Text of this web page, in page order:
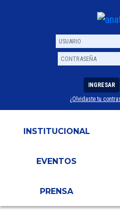
INGRESAR
¿Olvidaste tu
INSTITUCIONAL
EVENTOS
PRENSA